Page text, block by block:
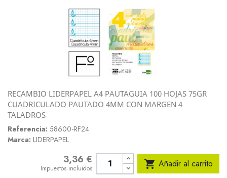
RECAMBIO LIDERPAPEL A4 PAUTAGUIA 100 HOJAS 75GR
CUADRICULADO PAUTADO 4MM CON MARGEN 4
TALADROS
Referencia: 58600-RF24
Marca: LIDERPAPEL
3,36 €
Impuestos incluidos  Añadir al carrito